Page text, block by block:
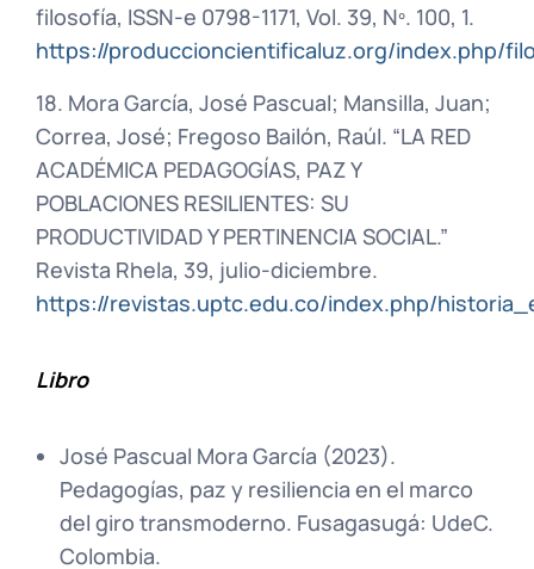
filosofía, ISSN-e 0798-1171, Vol. 39, Nº. 100, 1.
https://produccioncientificaluz.org/index.php/
18. Mora García, José Pascual; Mansilla, Juan;
Correa, José; Fregoso Bailón, Raúl. “LA RED
ACADÉMICA PEDAGOGÍAS, PAZ Y
POBLACIONES RESILIENTES: SU
PRODUCTIVIDAD Y PERTINENCIA SOCIAL.”
Revista Rhela, 39, julio-diciembre.
https://revistas.uptc.edu.co/index.php/
Libro
José Pascual Mora García (2023).
Pedagogías, paz y resiliencia en el marco
del giro transmoderno. Fusagasugá: UdeC.
Colombia.